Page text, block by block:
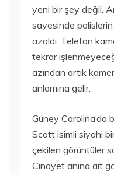
yeni bir şey değil.
sayesinde
azaldı. Telefon
tekrar
azından artık
anlamına gelir.
Güney Carolina’da
Scott isimli siyahi
çekilen görüntüler
Cinayet anına ait